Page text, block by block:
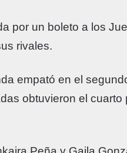
por un boleto a los
rivales.
empató en el
obtuvieron el